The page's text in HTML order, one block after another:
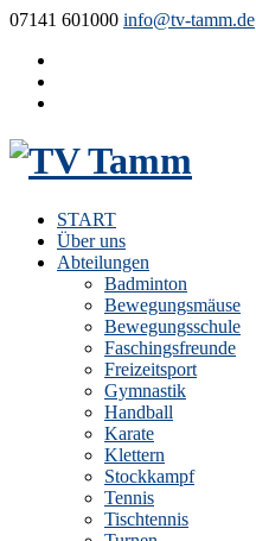
07141 601000 info@tv-tamm.de
START
Über uns
Abteilungen
Badminton
Bewegungsmäuse
Bewegungsschule
Faschingsfreunde
Freizeitsport
Gymnastik
Handball
Karate
Klettern
Stockkampf
Tennis
Tischtennis